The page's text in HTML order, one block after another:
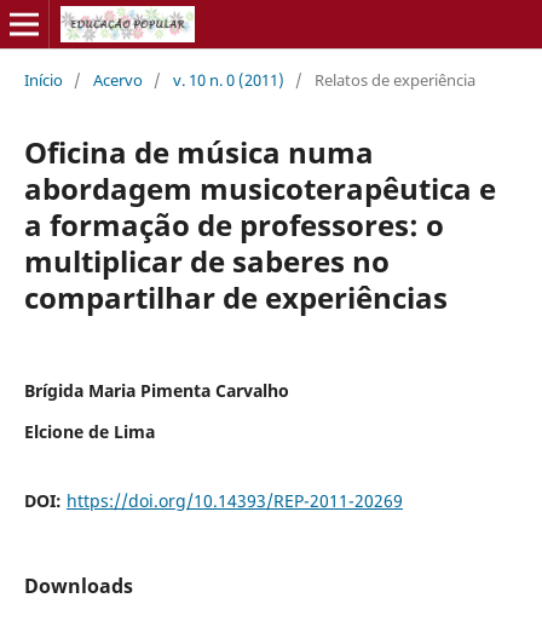
Início / Acervo / v. 10 n. 0 (2011) / Relatos de experiência
Oficina de música numa
abordagem musicoterapêutica e
a formação de professores: o
multiplicar de saberes no
compartilhar de experiências
Brígida Maria Pimenta Carvalho
Elcione de Lima
DOI: https://doi.org/10.14393/REP-2011-20269
Downloads